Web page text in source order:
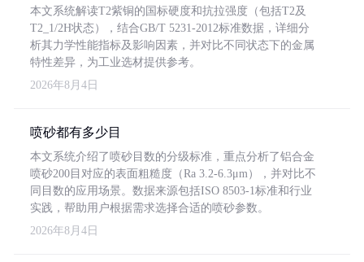
本文系统解读T2紫铜的国标硬度和抗拉强度（包括T2及
T2_1/2H状态），结合GB/T 5231-2012标准数据，详细分
析其力学性能指标及影响因素，并对比不同状态下的金属
特性差异，为工业选材提供参考。
2026年8月4日
喷砂都有多少目
本文系统介绍了喷砂目数的分级标准，重点分析了铝合金
喷砂200目对应的表面粗糙度（Ra 3.2-6.3μm），并对比不
同目数的应用场景。数据来源包括ISO 8503-1标准和行业
实践，帮助用户根据需求选择合适的喷砂参数。
2026年8月4日